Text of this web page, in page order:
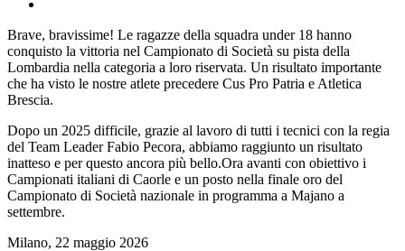
Brave, bravissime! Le ragazze della squadra under 18 hanno
conquisto la vittoria nel Campionato di Società su pista della
Lombardia nella categoria a loro riservata. Un risultato importante
che ha visto le nostre atlete precedere Cus Pro Patria e Atletica
Brescia.
Dopo un 2025 difficile, grazie al lavoro di tutti i tecnici con la regia
del Team Leader Fabio Pecora, abbiamo raggiunto un risultato
inatteso e per questo ancora più bello.Ora avanti con obiettivo i
Campionati italiani di Caorle e un posto nella finale oro del
Campionato di Società nazionale in programma a Majano a
settembre.
Milano, 22 maggio 2026